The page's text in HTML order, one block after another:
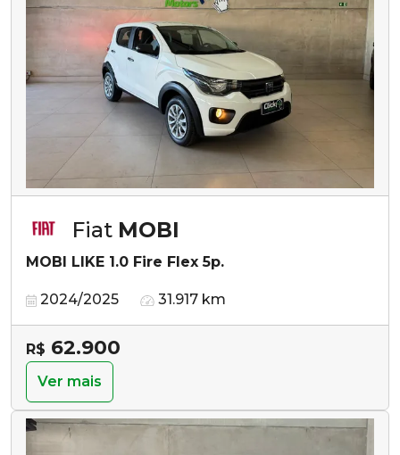
Fiat MOBI
MOBI LIKE 1.0 Fire Flex 5p.
2024/2025 31.917 km
R$ 62.900
Ver mais